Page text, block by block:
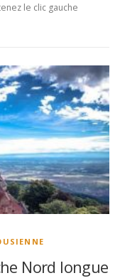
le clic gauche
Nord longue